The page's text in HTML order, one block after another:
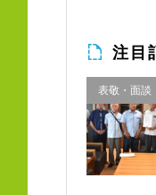
注目
表敬・面談
請